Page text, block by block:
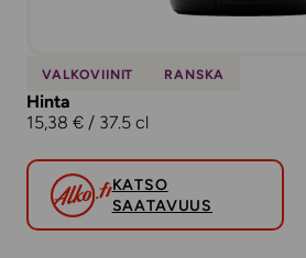
VALKOVIINIT RANSKA
Hinta
15,38 € / 37.5 cl
KATSO
SAATAVUUS